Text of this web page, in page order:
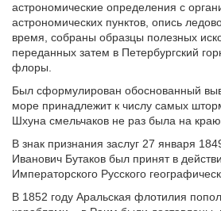
астрономические определения с
астрономических пунктов, опись
время, собраны образцы полезных
переданных затем в Петербургский
флоры.
Был сформулирован обоснованный
море принадлежит к числу самых
Шхуна смельчаков не раз была на
В знак признания заслуг 27 января
Иванович Бутаков был принят в
Императорского Русского
В 1852 году Аральская флотилия